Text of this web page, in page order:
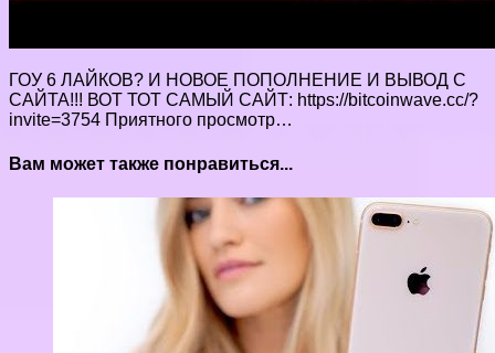
ГОУ 6 ЛАЙКОВ? И НОВОЕ ПОПОЛНЕНИЕ И ВЫВОД С
САЙТА!!! ВОТ ТОТ САМЫЙ САЙТ: https://bitcoinwave.cc/?
invite=3754 Приятного просмотр…
Вам может также понравиться...